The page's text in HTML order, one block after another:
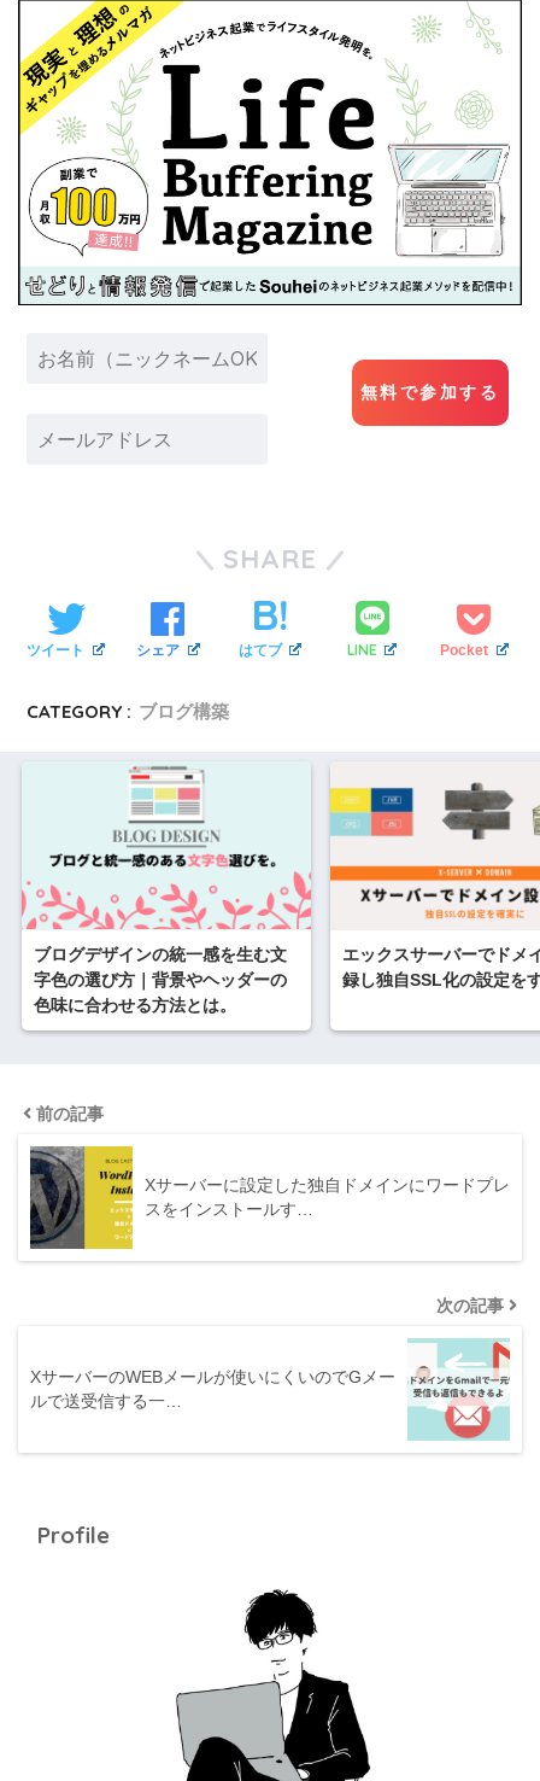
SHARE
ツイート シェア はてブ LINE Pocket
CATEGORY : ブログ構築
ブログデザインの統一感を生む文
字色の選び方｜背景やヘッダーの
色味に合わせる方法とは。
エックスサーバーでドメ
録し独自SSL化の設定を
前の記事
Xサーバーに設定した独自ドメインにワードプレ
スをインストールす…
次の記事
XサーバーのWEBメールが使いにくいのでGメー
ルで送受信する一…
Profile